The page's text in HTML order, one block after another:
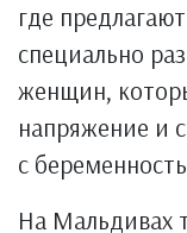
где
специально
женщин,
напряжение и
с
На Мальдивах